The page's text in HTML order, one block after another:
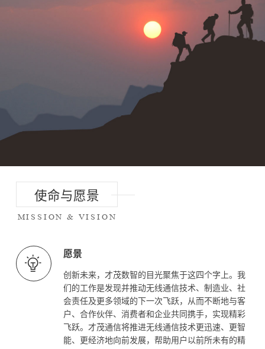
使命与愿景
MISSION & VISION
愿景
创新未来，才茂数智的目光聚焦于这四个字上。我
们的工作是发现并推动无线通信技术、制造业、社
会责任及更多领域的下一次飞跃，从而不断地与客
户、合作伙伴、消费者和企业共同携手，实现精彩
飞跃。才茂通信将推进无线通信技术更迅速、更智
能、更经济地向前发展，帮助用户以前所未有的精